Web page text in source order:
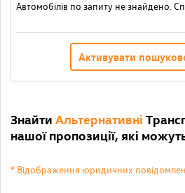
Автомобілів по запиту не знайдено.
Активувати
Знайти Альтернативні
нашої пропозиції, які
* Відображення юридичних